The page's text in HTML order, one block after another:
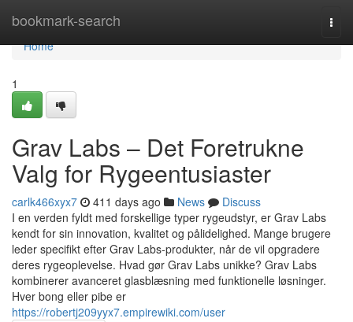
bookmark-search
Home
Home
1
Grav Labs – Det Foretrukne
Valg for Rygeentusiaster
carlk466xyx7 411 days ago News
Discuss
I en verden fyldt med forskellige typer rygeudstyr, er Grav Labs
kendt for sin innovation, kvalitet og pålidelighed. Mange brugere
leder specifikt efter Grav Labs-produkter, når de vil opgradere
deres rygeoplevelse. Hvad gør Grav Labs unikke? Grav Labs
kombinerer avanceret glasblæsning med funktionelle løsninger.
Hver bong eller pibe er
https://robertj209yyx7.empirewiki.com/user